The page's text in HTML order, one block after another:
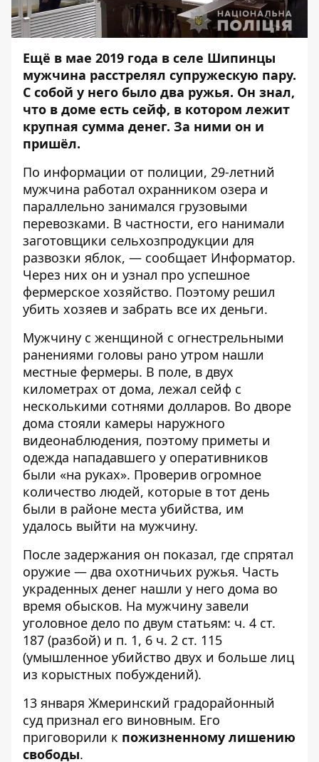
Ещё в мае 2019 года в селе Шипинцы
мужчина расстрелял супружескую пару.
С собой у него было два ружья. Он знал,
что в доме есть сейф, в котором лежит
крупная сумма денег. За ними он и
пришёл.
По информации от полиции, 29-летний
мужчина работал охранником озера и
параллельно занимался грузовыми
перевозками. В частности, его нанимали
заготовщики сельхозпродукции для
развозки яблок, — сообщает Информатор.
Через них он и узнал про успешное
фермерское хозяйство. Поэтому решил
убить хозяев и забрать все их деньги.
Мужчину с женщиной с огнестрельными
ранениями головы рано утром нашли
местные фермеры. В поле, в двух
километрах от дома, лежал сейф с
несколькими сотнями долларов. Во дворе
дома стояли камеры наружного
видеонаблюдения, поэтому приметы и
одежда нападавшего у оперативников
были «на руках». Проверив огромное
количество людей, которые в тот день
были в районе места убийства, им
удалось выйти на мужчину.
После задержания он показал, где спрятал
оружие — два охотничьих ружья. Часть
украденных денег нашли у него дома во
время обысков. На мужчину завели
уголовное дело по двум статьям: ч. 4 ст.
187 (разбой) и п. 1, 6 ч. 2 ст. 115
(умышленное убийство двух и больше лиц
из корыстных побуждений).
13 января Жмеринский градорайонный
суд признал его виновным. Его
приговорили к пожизненному лишению
свободы.